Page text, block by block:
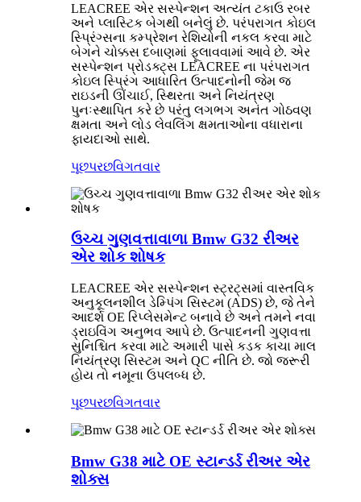
LEACREE એર સસ્પેન્શન અત્યંત ટકાઉ રબર
અને પ્લાસ્ટિક બેગથી બનેલું છે. પરંપરાગત કોઇલ
સ્પ્રિંગ્સના કમ્પ્રેશન રેશિયોની નકલ કરવા માટે
બેગને ચોક્કસ દબાણમાં ફૂલાવવામાં આવે છે. એર
સસ્પેન્શન પ્રોડક્ટ્સ LEACREE ના પરંપરાગત
કોઇલ સ્પ્રિંગ આધારિત ઉત્પાદનોની જેમ જ
રાઇડની ઊંચાઈ, સ્થિરતા અને નિયંત્રણ
પુનઃસ્થાપિત કરે છે પરંતુ લગભગ અનંત ગોઠવણ
ક્ષમતા અને લોડ લેવલિંગ ક્ષમતાઓના વધારાના
ફાયદાઓ સાથે.
પૂછપરછવિગતવાર
ઉચ્ચ ગુણવત્તાવાળા Bmw G32 રીઅર
એર શોક શોષક
LEACREE એર સસ્પેન્શન સ્ટ્રટ્સમાં વાસ્તવિક
અનુકૂલનશીલ ડેમ્પિંગ સિસ્ટમ (ADS) છે, જે તેને
આદર્શ OE રિપ્લેસમેન્ટ બનાવે છે અને તમને નવા
ડ્રાઇવિંગ અનુભવ આપે છે. ઉત્પાદનની ગુણવત્તા
સુનિશ્ચિત કરવા માટે અમારી પાસે કડક કાચા માલ
નિયંત્રણ સિસ્ટમ અને QC નીતિ છે. જો જરૂરી
હોય તો નમૂના ઉપલબ્ધ છે.
પૂછપરછવિગતવાર
Bmw G38 માટે OE સ્ટાન્ડર્ડ રીઅર એર
શોક્સ